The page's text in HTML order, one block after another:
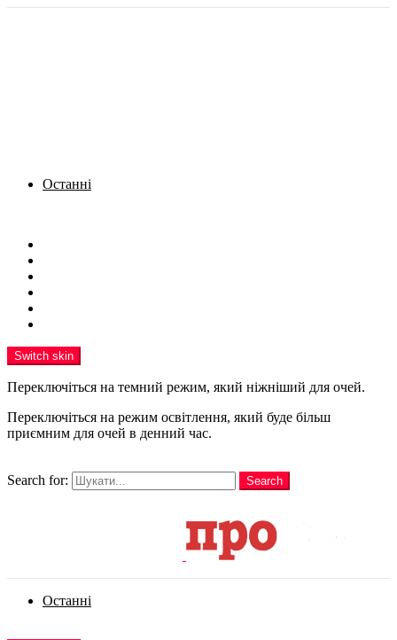
Останні
Switch skin
Переключіться на темний режим, який ніжніший для очей.
Переключіться на режим освітлення, який буде більш
приємним для очей в денний час.
Search for:
Search
Останні